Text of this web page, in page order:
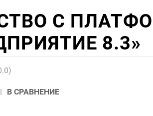
С
8.3»
В СРАВНЕНИЕ